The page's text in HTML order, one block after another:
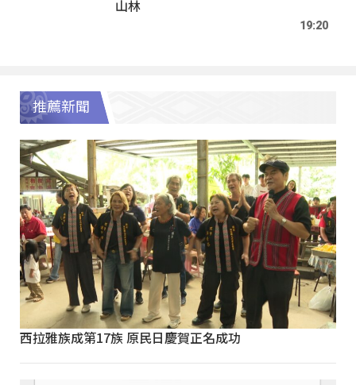
山林
19:20
推薦新聞
西拉雅族成第17族 原民日慶賀正名成功